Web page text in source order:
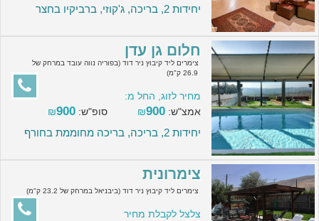
יחידות 2, בריכה, ג'קוזי, ברביקיו בחצר
חלום גן עדן
צימרים ליד קיבוץ ניר דוד (בפוריה נווה עובד במרחק של
26.9 ק"מ)
מחיר לזוג, החל מ:
אמצ"ש:
₪900 סופ"ש: ₪900
יחידות 2, בריכה, בריכה מחוממת בחורף
צימרונית
צימרים ליד קיבוץ ניר דוד (ביבניאל במרחק של 23.2 ק"מ)
צלצל לקבלת מחיר